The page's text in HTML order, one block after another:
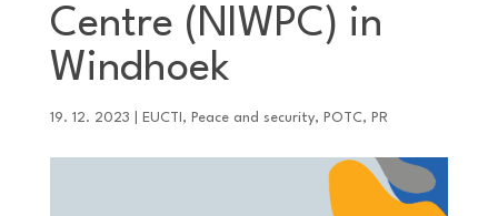
Centre (NIWPC) in
Windhoek
19. 12. 2023 EUCTI , Peace and security, POTC, PR